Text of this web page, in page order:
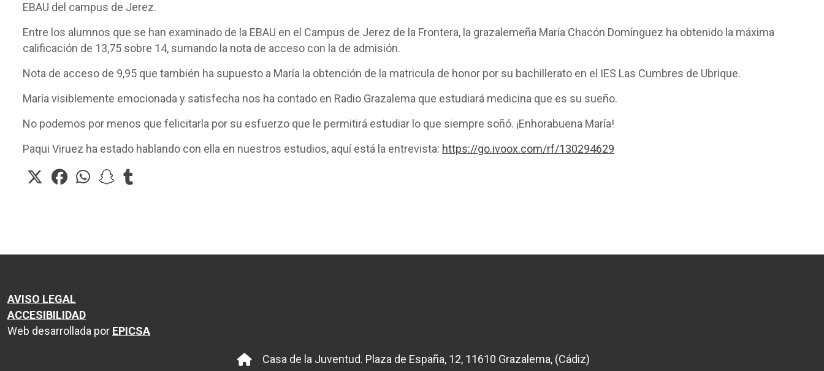
EBAU del campus de Jerez.
Entre los alumnos que se han examinado de la EBAU en el Campus de Jerez de la Frontera, la grazalemeña María Chacón Domínguez ha obtenido la máxima
calificación de 13,75 sobre 14, sumando la nota de acceso con la de admisión.
Nota de acceso de 9,95 que también ha supuesto a María la obtención de la matricula de honor por su bachillerato en el IES Las Cumbres de Ubrique.
María visiblemente emocionada y satisfecha nos ha contado en Radio Grazalema que estudiará medicina que es su sueño.
No podemos por menos que felicitarla por su esfuerzo que le permitirá estudiar lo que siempre soñó. ¡Enhorabuena María!
Paqui Viruez ha estado hablando con ella en nuestros estudios, aquí está la entrevista: https://go.ivoox.com/rf/130294629
AVISO LEGAL
ACCESIBILIDAD
Web desarrollada por EPICSA
Casa de la Juventud. Plaza de España, 12, 11610 Grazalema, (Cádiz)